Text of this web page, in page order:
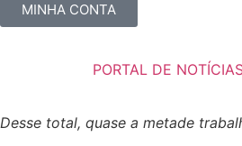
MINHA CONTA
PORTAL DE
Desse total, quase a metade